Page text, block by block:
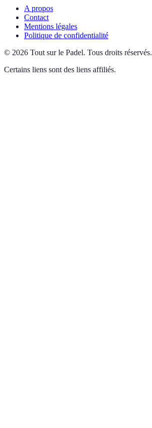
A propos
Contact
Mentions légales
Politique de confidentialité
© 2026 Tout sur le Padel. Tous droits réservés.
Certains liens sont des liens affiliés.